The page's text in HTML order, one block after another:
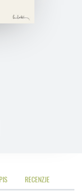
RECENZJE